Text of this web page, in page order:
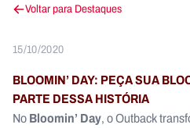
Voltar para Destaques
15/10/2020
BLOOMIN’ DAY: PEÇA SUA
PARTE DESSA HISTÓRIA
NoBloomin’ Day, o Outback